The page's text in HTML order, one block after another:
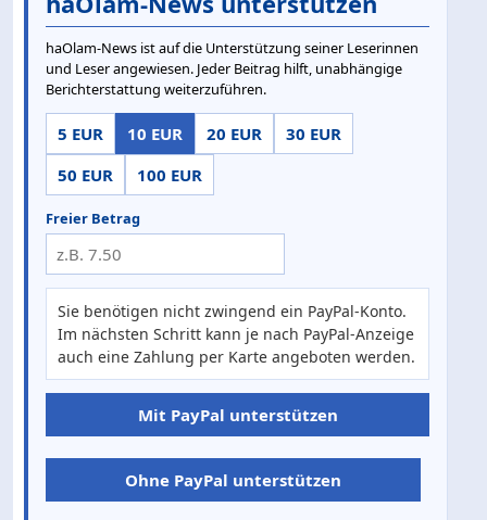
haOlam-News ist auf die Unterstützung seiner Leserinnen
und Leser angewiesen. Jeder Beitrag hilft, unabhängige
Berichterstattung weiterzuführen.
5 EUR 10 EUR 20 EUR
30 EUR
50 EUR
100 EUR
Freier Betrag
Sie benötigen nicht zwingend ein PayPal-Konto.
Im nächsten Schritt kann je nach PayPal-Anzeige
auch eine Zahlung per Karte angeboten werden.
Mit PayPal unterstützen
Ohne PayPal unterstützen